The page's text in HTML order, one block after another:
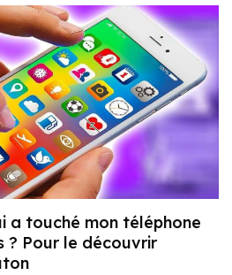
a touché mon téléphone
? Pour le découvrir